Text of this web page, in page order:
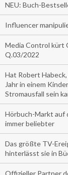
NEU: Buch-
Influencer
Media Control kürt
Q.03/2022
Hat Robert
Jahr in einem
Stromausfall sein
Hörbuch-Markt auf
immer beliebter
Das größte TV-
hinterlässt sie in
Offizieller Partner